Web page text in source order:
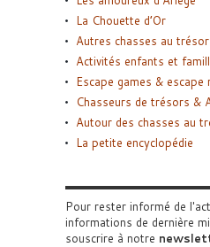
La Chouette d’Or
Autres chasses au trésor
Activités enfants et
Escape games & escape
Chasseurs de trésors &
Autour des chasses au
La petite encyclopédie
Pour rester informé de
informations de dernière
souscrire à notre